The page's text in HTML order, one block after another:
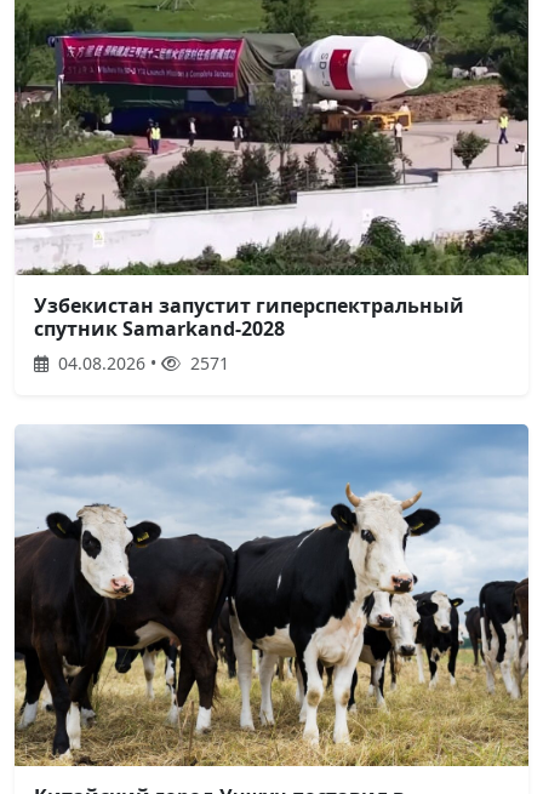
Узбекистан запустит гиперспектральный
спутник Samarkand-2028
04.08.2026 • 2571